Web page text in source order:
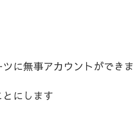
に無事アカウントができ
にします